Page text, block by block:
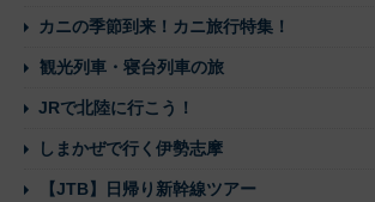
カニの季節到来！カニ旅行特集！
観光列車・寝台列車の旅
JRで北陸に行こう！
しまかぜで行く伊勢志摩
【JTB】日帰り新幹線ツアー